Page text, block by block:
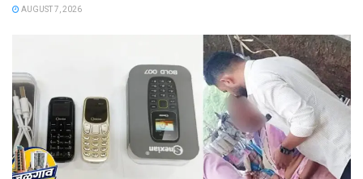
AUGUST 7, 2026